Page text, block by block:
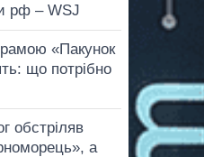
рф – WSJ
«Пакунок
що потрібно
обстріляв
а